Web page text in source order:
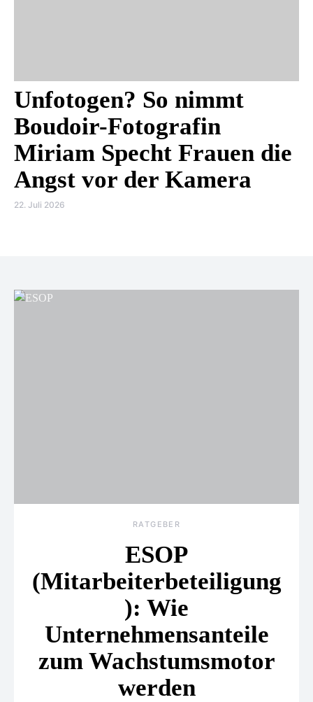
Unfotogen? So nimmt
Boudoir-Fotografin
Miriam Specht Frauen die
Angst vor der Kamera
22. Juli 2026
RATGEBER
ESOP
(Mitarbeiterbeteiligung
): Wie
Unternehmensanteile
zum Wachstumsmotor
werden